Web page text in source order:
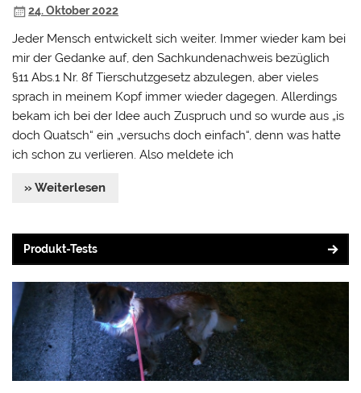
24. Oktober 2022
Jeder Mensch entwickelt sich weiter. Immer wieder kam bei
mir der Gedanke auf, den Sachkundenachweis bezüglich
§11 Abs.1 Nr. 8f Tierschutzgesetz abzulegen, aber vieles
sprach in meinem Kopf immer wieder dagegen. Allerdings
bekam ich bei der Idee auch Zuspruch und so wurde aus „is
doch Quatsch“ ein „versuchs doch einfach“, denn was hatte
ich schon zu verlieren. Also meldete ich
» Weiterlesen
Produkt-Tests